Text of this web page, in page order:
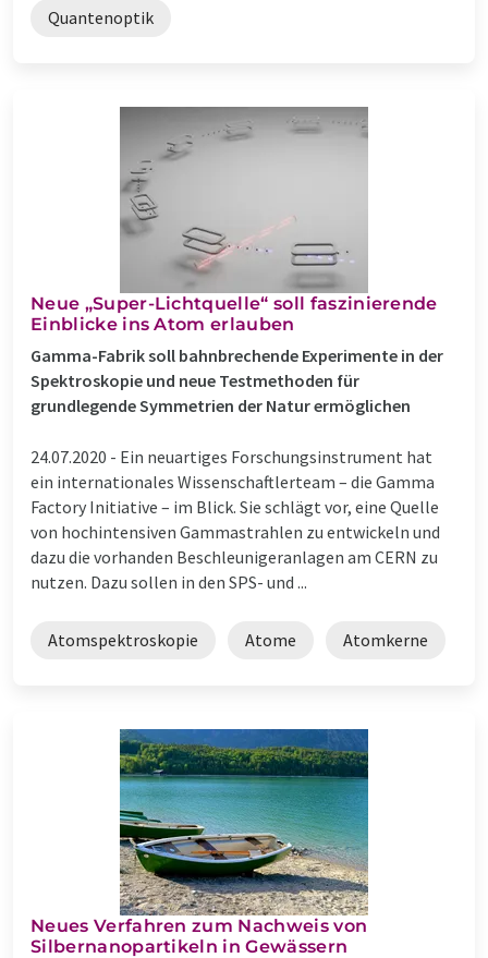
Quantenoptik
Neue „Super-Lichtquelle“ soll faszinierende
Einblicke ins Atom erlauben
Gamma-Fabrik soll bahnbrechende Experimente in der
Spektroskopie und neue Testmethoden für
grundlegende Symmetrien der Natur ermöglichen
24.07.2020 - Ein neuartiges Forschungsinstrument hat
ein internationales Wissenschaftlerteam – die Gamma
Factory Initiative – im Blick. Sie schlägt vor, eine Quelle
von hochintensiven Gammastrahlen zu entwickeln und
dazu die vorhanden Beschleunigeranlagen am CERN zu
nutzen. Dazu sollen in den SPS- und ...
Atomspektroskopie Atome Atomkerne
Neues Verfahren zum Nachweis von
Silbernanopartikeln in Gewässern